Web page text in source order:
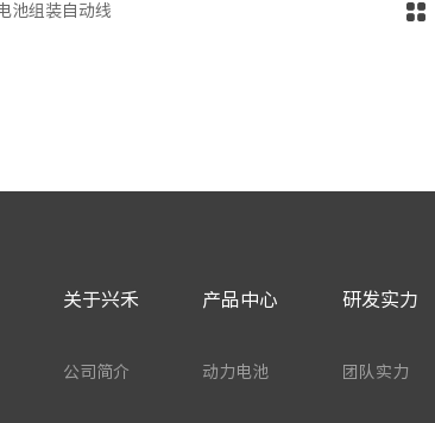
池组装自动线
关于兴禾
公司简介
产品中心
动力电池
研发实力
团队实力